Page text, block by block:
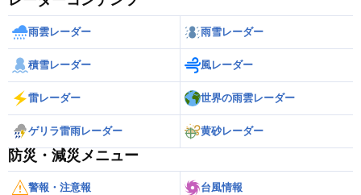
雨雲レーダー 雨雪レーダー
積雪レーダー 風レーダー
雷レーダー 世界の雨雲レーダー
ゲリラ雷雨レーダー 黄砂レーダー
防災・減災メニュー
警報・注意報 台風情報